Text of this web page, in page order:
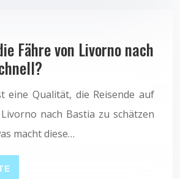
Fähre von Livorno nach
eine Qualität, die Reisende auf
nach Bastia zu schätzen
macht diese…